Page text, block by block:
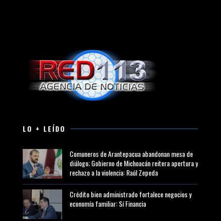
LO + LEÍDO
Comuneros de Arantepacua abandonan mesa de
diálogo; Gobierno de Michoacán reitera apertura y
rechazo a la violencia: Raúl Zepeda
Crédito bien administrado fortalece negocios y
economía familiar: Sí Financia